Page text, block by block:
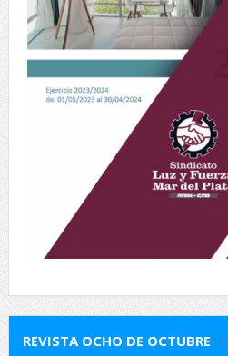
REVISTA OCHO DE OCTUBRE